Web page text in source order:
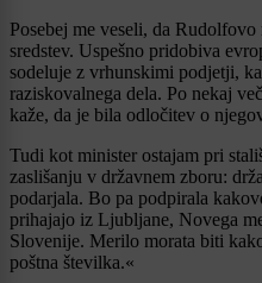
Posebej me veseli, da
sredstev. Uspešno pridobiva
sodeluje z vrhunskimi podjetji,
raziskovalnega dela. Po nekaj
kaže, da je bila odločitev o
Tudi kot minister ostajam pri
zaslišanju v državnem zboru:
podarjala. Bo pa podpirala
prihajajo iz Ljubljane, Novega
Slovenije. Merilo morata biti
poštna številka.«